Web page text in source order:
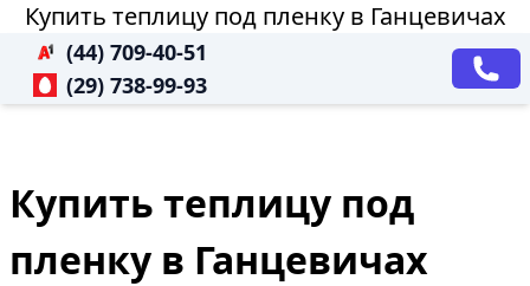
Купить теплицу под пленку в Ганцевичах
(44) 709-40-51
(29) 738-99-93
Купить теплицу под
пленку в Ганцевичах